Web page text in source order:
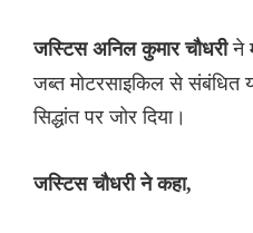
जस्टिस अनिल कुमार चौधरीने
जब्त मोटरसाइकिल से संबंधित
सिद्धांत पर जोर दिया।
जस्टिस चौधरी ने कहा,